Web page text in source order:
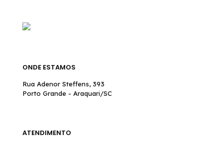
ONDE ESTAMOS
Rua Adenor Steffens, 393
Porto Grande - Araquari/SC
ATENDIMENTO